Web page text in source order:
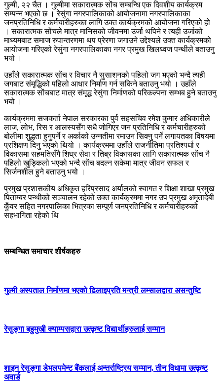
गुल्मी, २२ चैत । गुल्मीमा सकारात्मक सोंच सम्बन्धि एक दिवशीय कार्यक्रम
सम्पन्न भएको छ । रेसुंगा नगरपालिकाको आयोजनामा नगरपालिकाका
जनप्रतिनिधि र कर्मचारीहरुका लागि उक्त कार्यक्रमको आयोजना गरिएको हो
। सकारात्मक सोंचले मात्र मानिसको जीवनमा उर्जा थपिने र त्यही उर्जाको
माध्यमबाट समाज रुपान्तरणमा थप प्रेरणा जगाउने उद्देश्यले उक्त कार्यक्रमको
आयोजना गरिएको रेसुंगा नगरपालिकाका नगर प्रमुख खिलध्वज पन्थीले बताउनु
भयो ।
उहाँले सकारात्मक सोंच र विचार नै सुसाशनको पहिलो जग भएको भन्दै त्यही
जगबाट संमृद्धिको पहिलो आधार निर्माण गर्न सकिने बताउनु भयो । उहाँले
सकारात्मक सोंचबाट मात्र संमृद्ध रेसुंगा निर्माणको परिकल्पना सम्भब हुने बताउनु
भयो ।
कार्यक्रममा सजकर्ता नेपाल सरकारका पुर्व सहसचिव रमेश कुमार अधिकारीले
लाज, लोभ, रिस र आलस्यसँग सधै जोगिएर जन प्रतिनिधि र कर्मचारीहरुको
बोलीमा शुद्धता हुनुपर्ने र अर्काको उन्नतीमा रमाउन सिक्नु पर्ने लगायतका विषयमा
प्रशिक्षण दिनु भएको थियो । कार्यक्रममा उहाँले राजनीतिमा प्रतिश्पर्धा र
विकासमा सहमतिसँगै शिघ्र सेवा र तिब्र विकासका लागि सकारात्मक सोंच नै
पहिलो खुड्किलो भएको भन्दै सोंच बदल्न सकेमा मात्र जीवन सफल र
सिर्जनशील हुने बताउनु भयो ।
प्रमुख प्रशासकीय अधिकृत हरिप्रसाद अर्यालको स्वागत र शिक्षा शाखा प्रमुख
पिताम्बर पन्थीको सञ्चालन रहेको उक्त कार्यक्रममा नगर उप प्रमुख अमृतादेबी
कुँवर सहित नगरपालिका भित्रका सम्पूर्ण जनप्रतिनिधि र कर्मचारीहरुको
सहभागिता रहेको थि
सम्बन्धित समाचार शीर्षकहरु
गुल्मी अस्पताल निर्माणमा भएको ढिलाइप्रति मन्त्री लम्सालद्वारा असन्तुष्टि
रेसुङ्गा बहुमुखी क्याम्पसद्वारा उत्कृष्ट विद्यार्थीहरुलाई सम्मान
शाइन रेसुङ्गा डेभलपमेन्ट बैंकलाई अन्तर्राष्ट्रिय सम्मान, तीन विधामा उत्कृष्ट
अवार्ड